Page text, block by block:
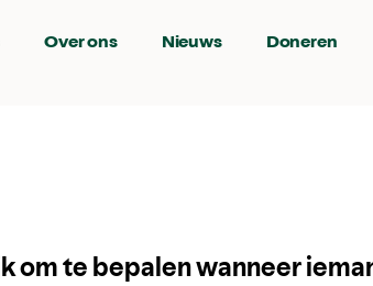
Over ons Nieuws Doneren